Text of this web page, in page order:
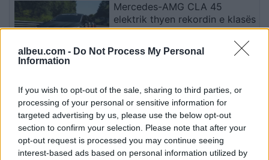
albeu.com - Do Not Process My Personal
Information
If you wish to opt-out of the sale, sharing to third parties, or
processing of your personal or sensitive information for
targeted advertising by us, please use the below opt-out
section to confirm your selection. Please note that after your
opt-out request is processed you may continue seeing
interest-based ads based on personal information utilized by
Mercedes-AMG CLA 45
elektrik thyen rekordin e klasës
së tij në Nürburgring
zbulon vorbullat që ndikojnë
në motin hapësinor dhe Tokë